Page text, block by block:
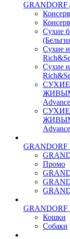
GRANDORF
Сухие
Сухие
Сухие
GRANDORF
Промо
GRANDORF
Кошки
Собаки